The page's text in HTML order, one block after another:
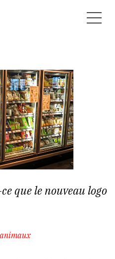
que le nouveau logo